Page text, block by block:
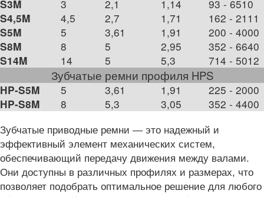
S3M 3 2,1 1,14 93 - 6510
S4,5M 4,5 2,7 1,71 162 - 2111
S5M 5 3,61 1,91 200 - 4000
S8M 8 5 2,95 352 - 6640
S14M 14 5 5,3 714 - 5012
Зубчатые ремни профиля HPS
HP-S5M 5 3,61 1,91 225 - 2000
HP-S8M 8 5,3 3,05 352 - 4400
Зубчатые приводные ремни — это надежный и
эффективный элемент механических систем,
обеспечивающий передачу движения между валами.
Они доступны в различных профилях и размерах, что
позволяет подобрать оптимальное решение для любого